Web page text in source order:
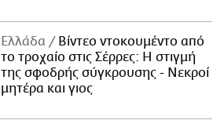
Ελλάδα
Βίντεο ντοκουμέντο από
το τροχαίο στις Σέρρες: Η στιγμή
της σφοδρής σύγκρουσης - Νεκροί
μητέρα και γιος